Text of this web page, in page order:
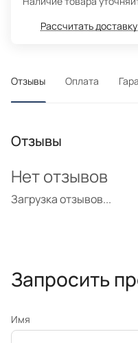
Рассчитать доставку
Отзывы Оплата
Отзывы
Загрузка отзывов...
Нет отзывов
Запросить
Имя